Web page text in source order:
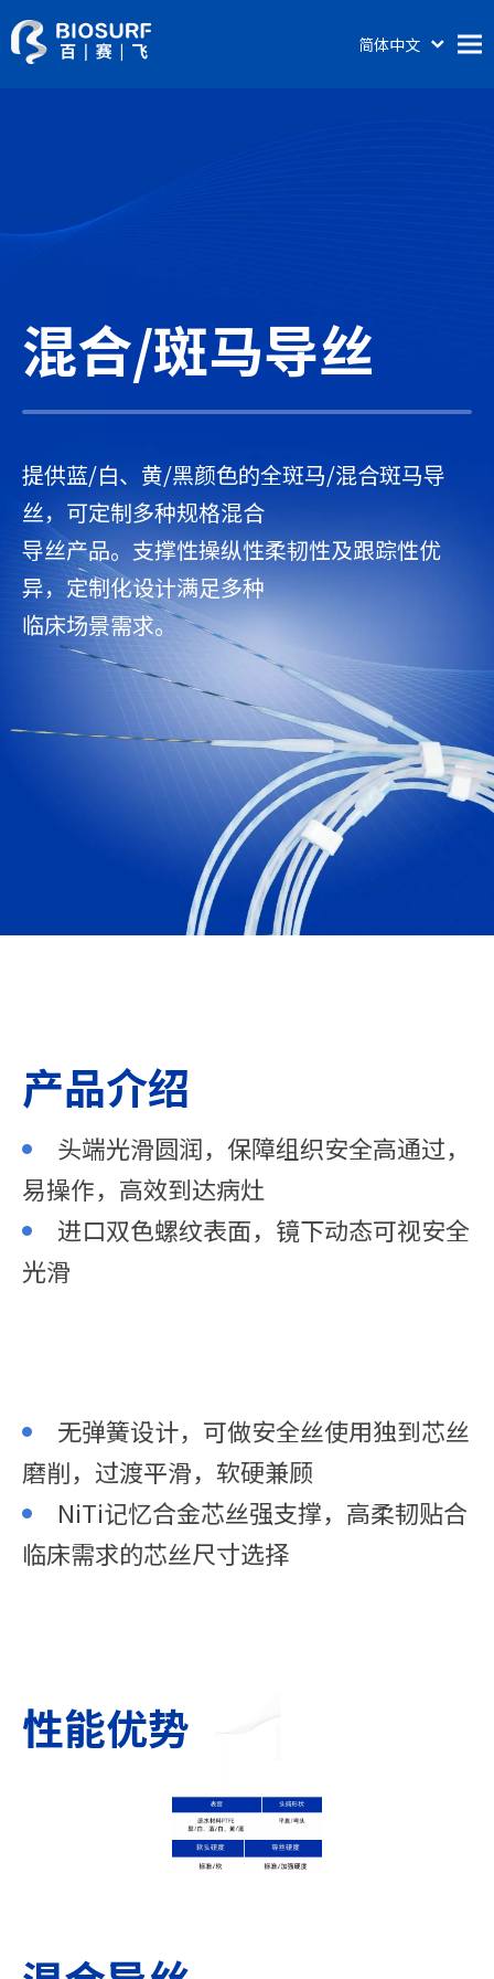
涂层科普
简体中文
混合/斑马导丝
提供蓝/白、黄/黑颜色的全斑马/混合斑马导
丝，可定制多种规格混合
导丝产品。支撑性操纵性柔韧性及跟踪性优
异，定制化设计满足多种
临床场景需求。
产品介绍
头端光滑圆润，保障组织安全高通过，
易操作，高效到达病灶
进口双色螺纹表面，镜下动态可视安全
光滑
无弹簧设计，可做安全丝使用独到芯丝
磨削，过渡平滑，软硬兼顾
NiTi记忆合金芯丝强支撑，高柔韧贴合
临床需求的芯丝尺寸选择
性能优势